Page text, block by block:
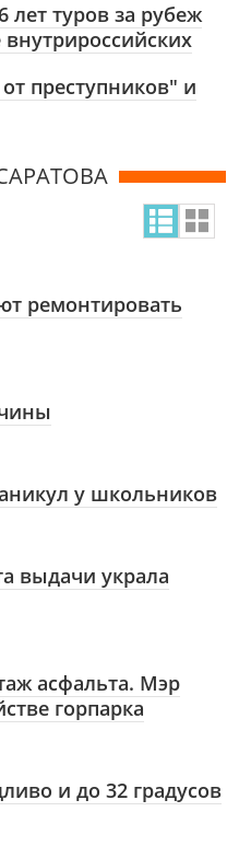
лет туров за рубеж
преступников" и
ремонтировать
у школьников
выдачи украла
асфальта. Мэр
горпарка
и до 32 градусов